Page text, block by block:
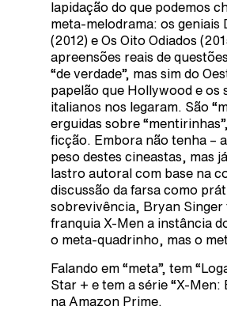
lapidação do que podemos
meta-melodrama: os geniais
(2012) e Os Oito Odiados
apreensões reais de
“de verdade”, mas sim do
papelão que Hollywood e os
italianos nos legaram. São
erguidas sobre
ficção. Embora não tenha –
peso destes cineastas, mas
lastro autoral com base na
discussão da farsa como
sobrevivência, Bryan Singer
franquia X-Men a instância
o meta-quadrinho, mas o
Falando em “meta”, tem
Star + e tem a série “X-Men:
na Amazon Prime.